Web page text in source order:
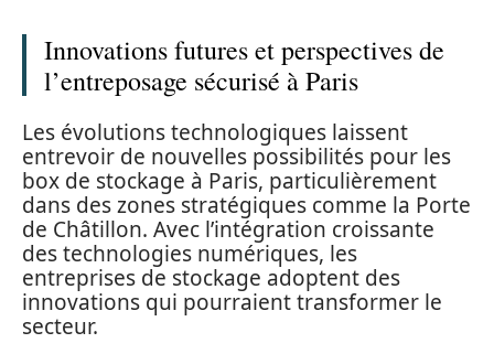
Innovations futures et perspectives de
l’entreposage sécurisé à Paris
Les évolutions technologiques laissent
entrevoir de nouvelles possibilités pour les
box de stockage à Paris, particulièrement
dans des zones stratégiques comme la Porte
de Châtillon. Avec l’intégration croissante
des technologies numériques, les
entreprises de stockage adoptent des
innovations qui pourraient transformer le
secteur.